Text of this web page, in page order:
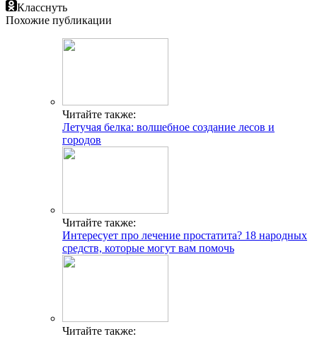
Класснуть
Похожие публикации
Читайте также:
Летучая белка: волшебное создание лесов и
городов
Читайте также:
Интересует про лечение простатита? 18 народных
средств, которые могут вам помочь
Читайте также: